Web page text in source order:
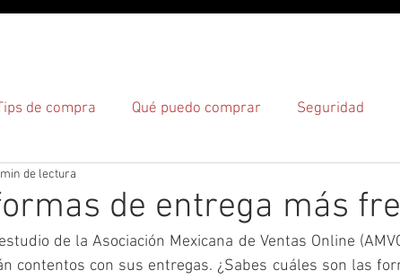
de compra Qué puedo comprar Seguridad
y entregas
de entrega más
de lectura
de la Asociación Mexicana de Ventas Online
contentos con sus entregas. ¿Sabes cuáles son las